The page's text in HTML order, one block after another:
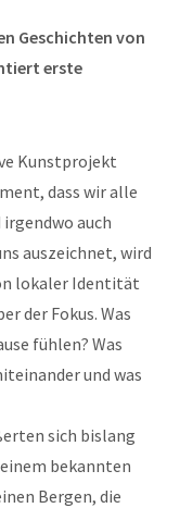
Geschichten von
erste
Kunstprojekt
dass wir alle
auch
auszeichnet, wird
lokaler Identität
der Fokus. Was
fühlen? Was
und was
sich bislang
bekannten
Bergen, die